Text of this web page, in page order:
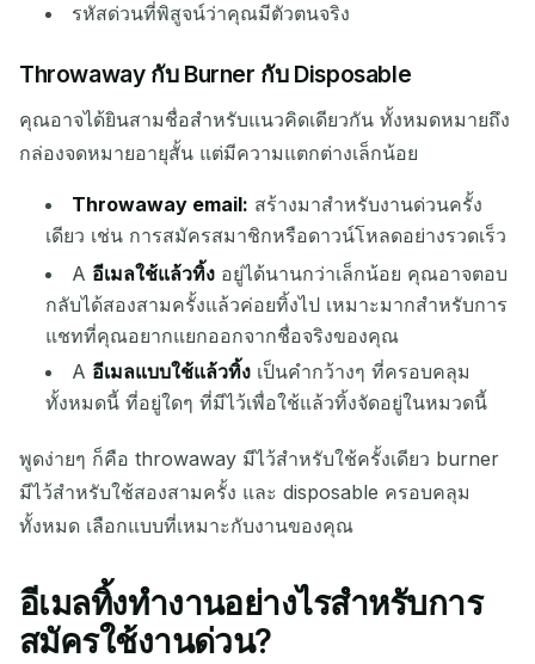
รอรับอีเมลขาเข้า...
รีเฟรช
รหัสด่วนที่พิสูจน์ว่าคุณมีตัวตนจริง
Throwaway กับ Burner กับ Disposable
คุณอาจได้ยินสามชื่อสำหรับแนวคิดเดียวกัน ทั้งหมดหมายถึง
กล่องจดหมายอายุสั้น แต่มีความแตกต่างเล็กน้อย
Throwaway email: สร้างมาสำหรับงานด่วนครั้ง
เดียว เช่น การสมัครสมาชิกหรือดาวน์โหลดอย่างรวดเร็ว
A อีเมลใช้แล้วทิ้ง อยู่ได้นานกว่าเล็กน้อย คุณอาจตอบ
กลับได้สองสามครั้งแล้วค่อยทิ้งไป เหมาะมากสำหรับการ
แชทที่คุณอยากแยกออกจากชื่อจริงของคุณ
A อีเมลแบบใช้แล้วทิ้ง เป็นคำกว้างๆ ที่ครอบคลุม
ทั้งหมดนี้ ที่อยู่ใดๆ ที่มีไว้เพื่อใช้แล้วทิ้งจัดอยู่ในหมวดนี้
พูดง่ายๆ ก็คือ throwaway มีไว้สำหรับใช้ครั้งเดียว burner
มีไว้สำหรับใช้สองสามครั้ง และ disposable ครอบคลุม
ทั้งหมด เลือกแบบที่เหมาะกับงานของคุณ
อีเมลทิ้งทำงานอย่างไรสำหรับการ
สมัครใช้งานด่วน?